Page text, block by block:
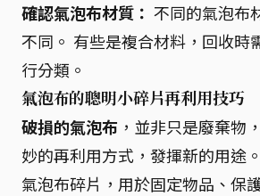
確認氣泡布材質： 不同的氣泡布
不同。 有些是複合材料，回收時
行分類。
氣泡布的聰明小碎片再利用技巧
破損的氣泡布 ，並非只是廢棄物
妙的再利用方式，發揮新的用途
氣泡布碎片，用於固定物品、保